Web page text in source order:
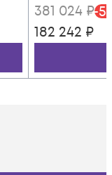
381 024 ₽-
182 242 ₽